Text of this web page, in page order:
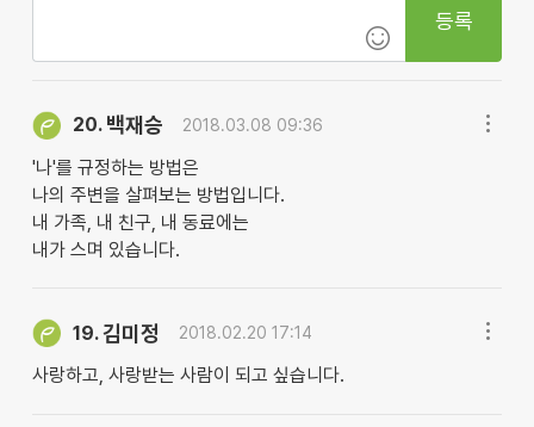
등록
20. 백재승 2018.03.08 09:36
'나'를 규정하는 방법은
나의 주변을 살펴보는 방법입니다.
내 가족, 내 친구, 내 동료에는
내가 스며 있습니다.
19.김미정 2018.02.20 17:14
사랑하고, 사랑받는 사람이 되고 싶습니다.